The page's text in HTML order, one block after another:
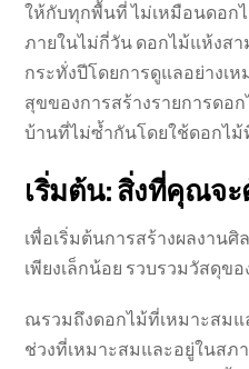
ให้กับทุกพื้นที่ ไม่เหมือนดอก
ภายในไม่กี่วัน ดอกไม้แห้งส
กระทั่งปีโดยการดูแลอย่างเ
สุขของการสร้างรายการดอ
บ้านที่ไม่ซ้ำกันโดยใช้ดอกไม้
เริ่มต้น: สิ่งที่คุณจ
เพื่อเริ่มต้นการสร้างผลงาน
เพียงเล็กน้อย รวบรวมวัสดุขอ
ณรวมถึงดอกไม้ที่เหมาะสมแ
ช่วงที่เหมาะสมและอยู่ในส